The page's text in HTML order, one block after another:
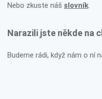
Nebo zkuste náš slovník.
Narazili jste někde na
Budeme rádi, když nám o ní